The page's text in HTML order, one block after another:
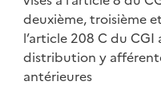
deuxième, troisième
l’article 208 C du
distribution y
antérieures